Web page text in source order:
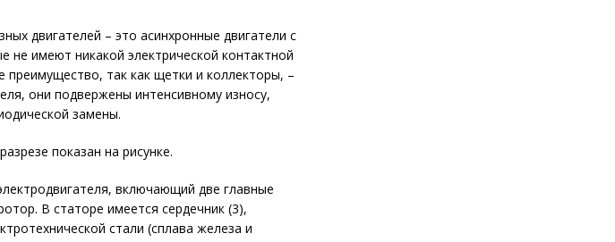
двигателей – это асинхронные двигатели с
имеют никакой электрической контактной
преимущество, так как щетки и коллекторы, –
они подвержены интенсивному износу,
замены.
показан на рисунке.
включающий две главные
В статоре имеется сердечник (3),
стали (сплава железа и